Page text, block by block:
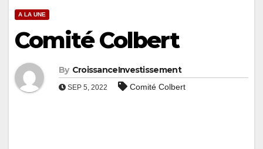
A LA UNE
Comité Colbert
By CroissanceInvestissement
SEP 5, 2022 Comité Colbert